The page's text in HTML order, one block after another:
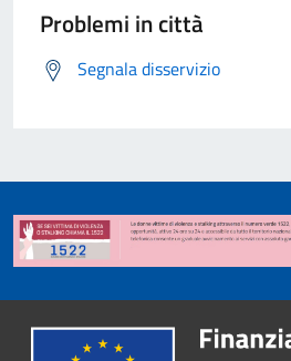
Problemi in città
Segnala disservizio